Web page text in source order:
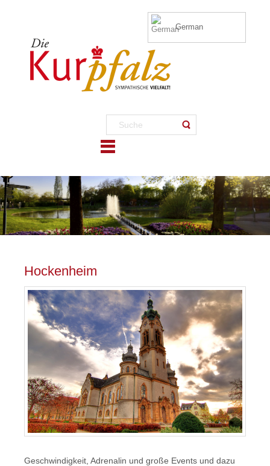
German
Hockenheim
Geschwindigkeit, Adrenalin und große Events und dazu